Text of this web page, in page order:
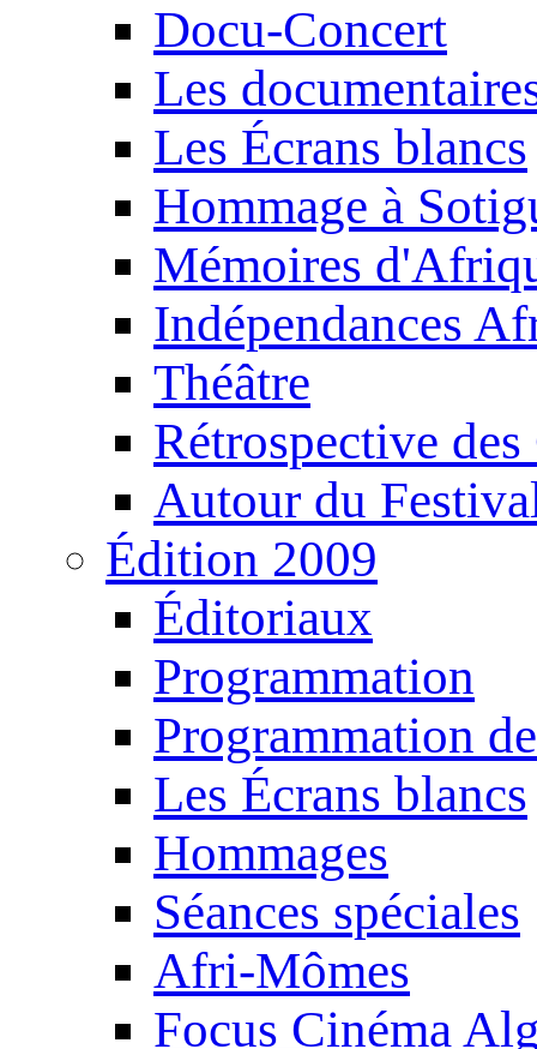
Docu-Concert
Les
Les Écrans blancs
Hommage à
Mémoires
Indépendances
Théâtre
Rétrospective
Autour du
Édition 2009
Éditoriaux
Programmation
Programmation
Les Écrans blancs
Hommages
Séances spéciales
Afri-Mômes
Focus Cinéma